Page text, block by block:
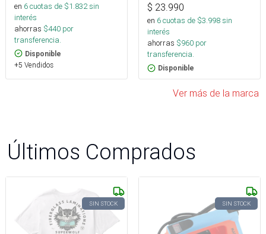
en 6cuotas de $1.832sin
interés
ahorras $440 por
transferencia.
Disponible
+5 Vendidos
$ 23.990
en 6cuotas de $3.998sin
interés
ahorras $960 por
transferencia.
Disponible
Ver más de la marca
Últimos Comprados
SIN STOCK SIN STOCK